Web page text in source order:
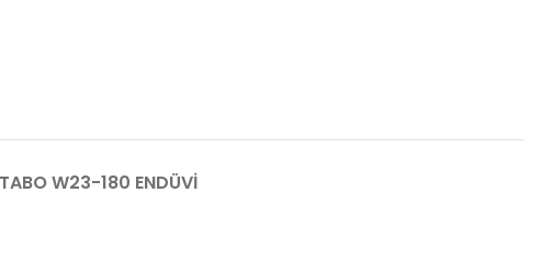
W23-180 ENDÜVİ